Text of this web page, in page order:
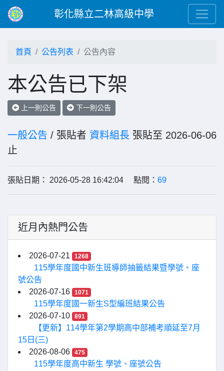
彰化縣立二林高級中學
首頁 公告列表 公告內容
本公告已下架
上一則公告 下一則公告
一般公告 / 張貼者 資料組長 張貼至 2026-06-06
止
張貼日期： 2026-05-28 16:42:04 點閱： 69
近月內熱門公告
2026-07-21 1268
115學年度國中新生班導師抽籤結果暨學號、座
號公告
2026-07-16
1071
115學年度國一新生S型編班結果公告
2026-07-10
891
【更新】114學年第2學期高中部補考順延至7月
15日(三)
2026-08-06
475
115學年度高中新生 學號、座號公告